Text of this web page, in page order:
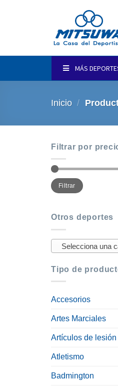
MÁS
Inicio /
Filtrar por
Precio
mínimo
Precio
máximo
Filtrar
Otros deportes
Selecciona una
Tipo de
Accesorios
Artes Marciales
Artículos de lesión
Atletismo
Badmington